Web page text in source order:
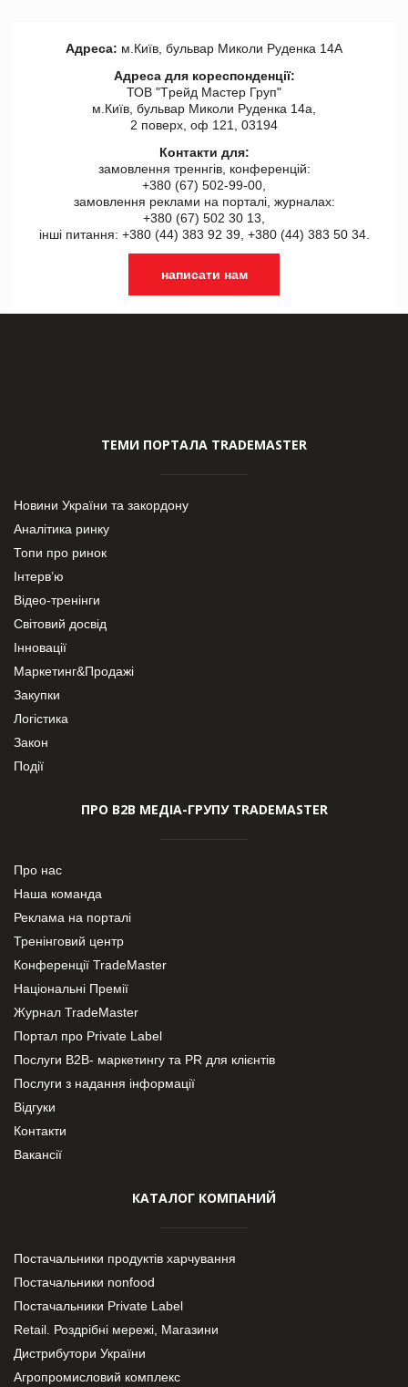
Адреса: м.Київ, бульвар Миколи Руденка 14А
Адреса для кореспонденції:
ТОВ "Tрейд Мастер Груп"
м.Київ, бульвар Миколи Руденка 14а,
2 поверх, оф 121, 03194
Контакти для:
замовлення треннгів, конференцій:
+380 (67) 502-99-00,
замовлення реклами на порталі, журналах:
+380 (67) 502 30 13,
інші питання: +380 (44) 383 92 39, +380 (44) 383 50 34.
написати нам
ТЕМИ ПОРТАЛА TRADEMASTER
Новини України та закордону
Аналітика ринку
Топи про ринок
Інтерв’ю
Відео-тренінги
Світовий досвід
Інновації
Маркетинг&Продажі
Закупки
Логістика
Закон
Події
ПРО В2В МЕДІА-ГРУПУ TRADEMASTER
Про нас
Наша команда
Реклама на порталі
Тренінговий центр
Конференції TradeMaster
Національні Премії
Журнал TradeMaster
Портал про Private Label
Послуги В2В- маркетингу та PR для клієнтів
Послуги з надання інформації
Відгуки
Контакти
Вакансії
КАТАЛОГ КОМПАНИЙ
Постачальники продуктів харчування
Постачальники nonfood
Постачальники Private Label
Retail. Роздрібні мережі, Магазини
Дистрибутори України
Агропромисловий комплекс